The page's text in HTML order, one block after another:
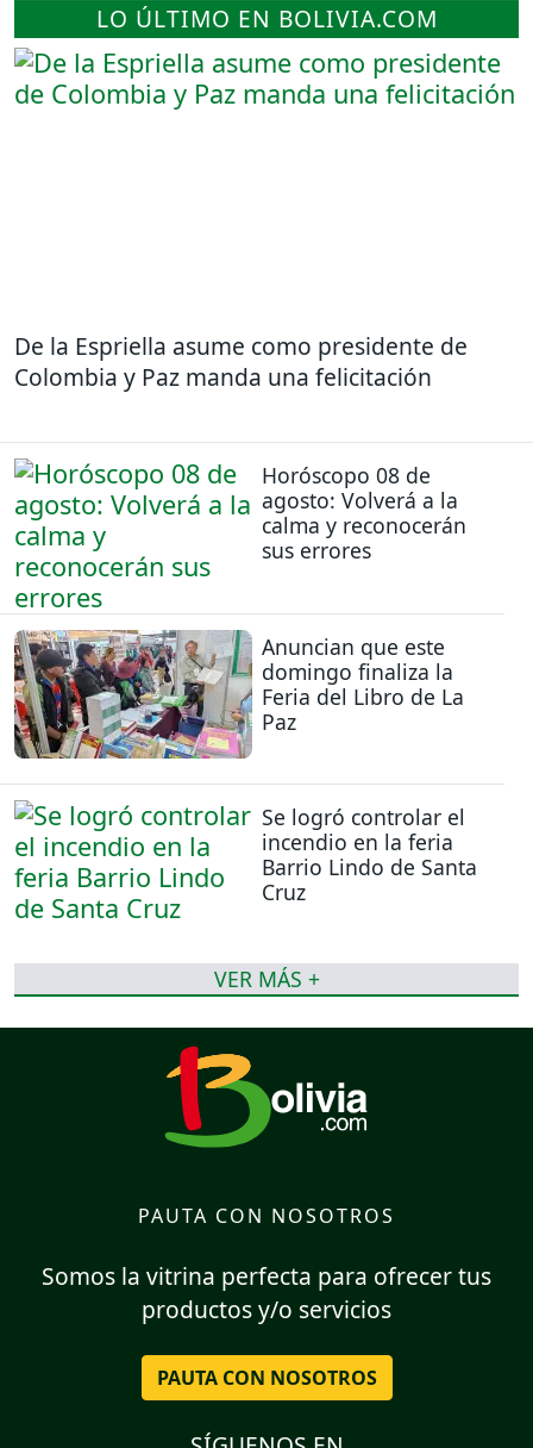
LO ÚLTIMO EN BOLIVIA.COM
De la Espriella asume como presidente de
Colombia y Paz manda una felicitación
Horóscopo 08 de
agosto: Volverá a la
calma y reconocerán
sus errores
Anuncian que este
domingo finaliza la
Feria del Libro de La
Paz
Se logró controlar el
incendio en la feria
Barrio Lindo de Santa
Cruz
VER MÁS +
PAUTA CON NOSOTROS
Somos la vitrina perfecta para ofrecer tus
productos y/o servicios
PAUTA CON NOSOTROS